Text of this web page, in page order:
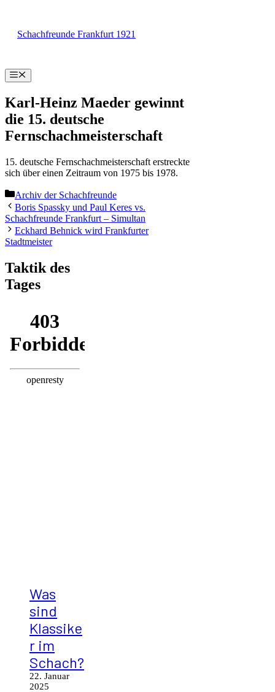
springen
Schachfreunde Frankfurt 1921
Menü
Karl-Heinz Maeder gewinnt
die 15. deutsche
Fernschachmeisterschaft
15. deutsche Fernschachmeisterschaft erstreckte
sich über einen Zeitraum von 1975 bis 1978.
Kategorien
Archiv der Schachfreunde
Boris Spassky und Paul Keres vs.
Schachfreunde Frankfurt – Simultan
Eckhard Behnick wird Frankfurter
Stadtmeister
Taktik des
Tages
Was
sind
Klassike
r im
Schach?
22. Januar
2025